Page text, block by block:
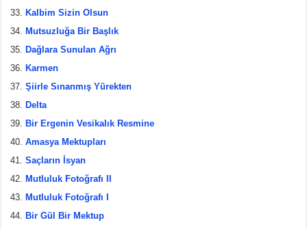
Kalbim Sizin Olsun
Mutsuzluğa Bir Başlık
Dağlara Sunulan Ağrı
Karmen
Şiirle Sınanmış Yürekten
Delta
Bir Ergenin Vesikalık Resmine
Amasya Mektupları
Saçların İsyan
Mutluluk Fotoğrafı II
Mutluluk Fotoğrafı I
Bir Gül Bir Mektup